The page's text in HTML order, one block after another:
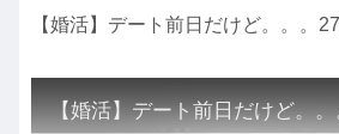
【婚活】デート前日だけど。。。